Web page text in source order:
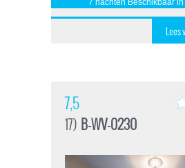
Lees
7,5
17) B-WV-0230